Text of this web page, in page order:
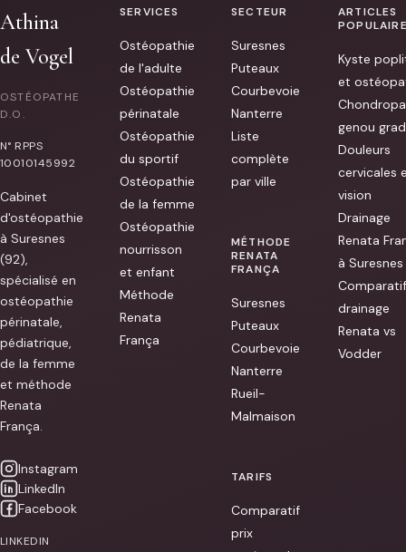
j’avais
semaines
une
séance.
Je
[...]
Athina
de Vogel
OSTÉOPATHE
D.O.
N° RPPS
10010145992
Cabinet
d'ostéopathie
à Suresnes
(92),
spécialisé en
ostéopathie
périnatale,
pédiatrique,
de la femme
et méthode
Renata
França.
Instagram
LinkedIn
Facebook
LINKEDIN
SERVICES
Ostéopathie
de l'adulte
Ostéopathie
périnatale
Ostéopathie
du sportif
Ostéopathie
de la femme
Ostéopathie
nourrisson
et enfant
Méthode
Renata
França
SECTEUR
Suresnes
Puteaux
Courbevoie
Nanterre
Liste
complète
par ville
MÉTHODE
RENATA
FRANÇA
Suresnes
Puteaux
Courbevoie
Nanterre
Rueil-
Malmaison
TARIFS
Comparatif
prix
ARTICLES
Kyste
et
genou
Douleurs
cervicales
vision
Drainage
Renata
à Suresnes
Comparatif
drainage
Renata vs
Vodder